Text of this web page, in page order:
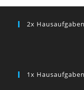
2x
1x